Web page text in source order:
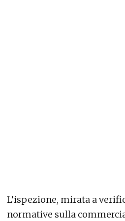
L’ispezione, mirata a
normative sulla